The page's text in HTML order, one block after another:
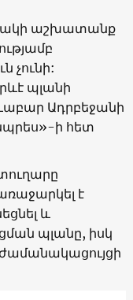
աշխատանք
չունի:
պլանի
Ադրբեջանի
ի հետ
է
և
պլանը, իսկ